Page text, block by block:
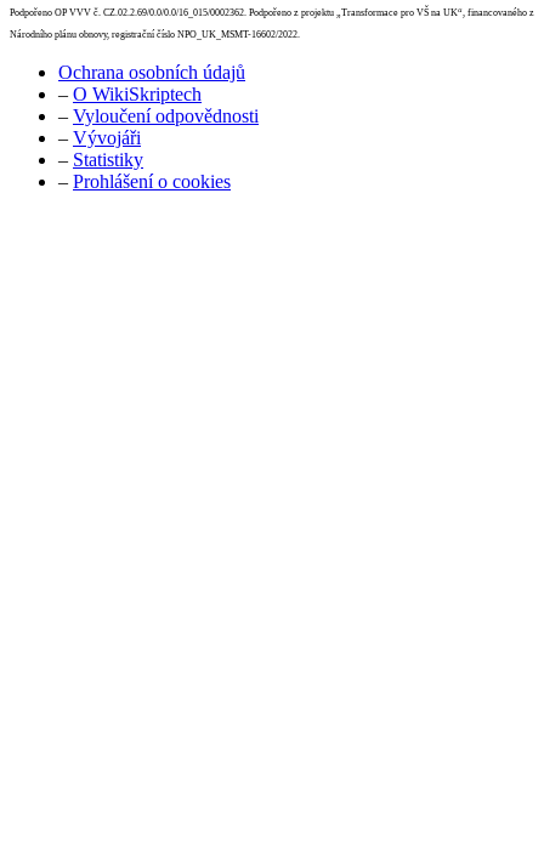
Podpořeno OP VVV č. CZ.02.2.69/0.0/0.0/16_015/0002362. Podpořeno z projektu „Transformace pro VŠ na UK“, financovaného z
Národního plánu obnovy, registrační číslo NPO_UK_MSMT-16602/2022.
Ochrana osobních údajů
– O WikiSkriptech
– Vyloučení odpovědnosti
– Vývojáři
– Statistiky
– Prohlášení o cookies